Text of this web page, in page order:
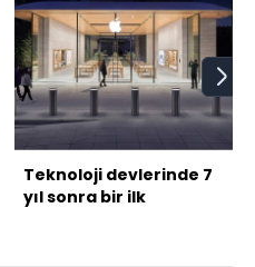
Teknoloji devlerinde 7
yıl sonra bir ilk